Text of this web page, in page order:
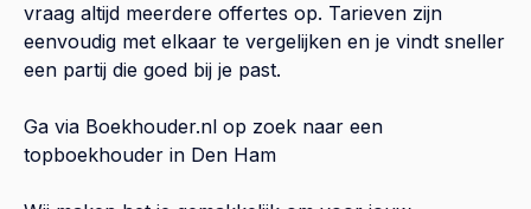
vraag altijd meerdere offertes op. Tarieven zijn
eenvoudig met elkaar te vergelijken en je vindt sneller
een partij die goed bij je past.
Ga via Boekhouder.nl op zoek naar een
topboekhouder in Den Ham